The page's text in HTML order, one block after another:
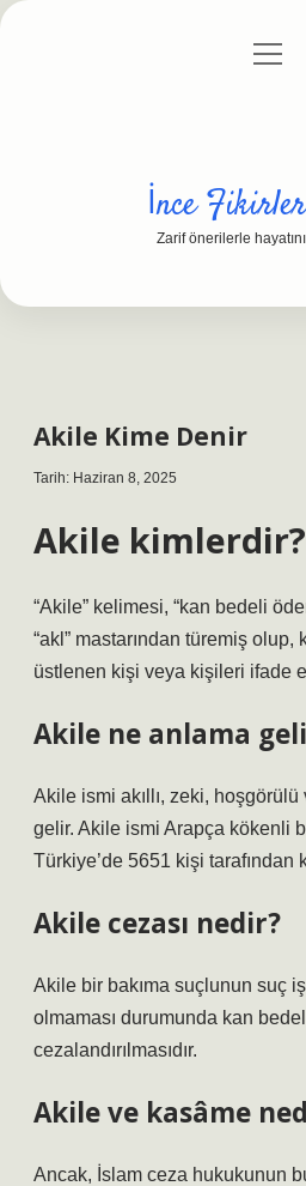
Gizlilik
İnce
Zarif önerilerle
Akile Kime Denir
Tarih: Haziran 8, 2025
Akile kimlerdir?
“Akile” kelimesi, “kan bedeli
“akl” mastarından türemiş
üstlenen kişi veya kişileri ifade
Akile ne anlama
Akile ismi akıllı, zeki, hoşgörülü
gelir. Akile ismi Arapça kökenli
Türkiye’de 5651 kişi tarafından
Akile cezası nedir?
Akile bir bakıma suçlunun suç
olmaması durumunda kan
cezalandırılmasıdır.
Akile ve kasâme
Ancak, İslam ceza hukukunun